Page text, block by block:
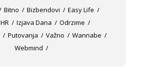
Bitno Bizbendovi
Easy Life
HR Izjava Dana
Odrzime
Putovanja Važno
Wannabe
Webmind